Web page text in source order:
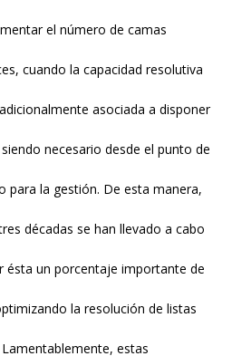
el número de camas
cuando la capacidad resolutiva
asociada a disponer
necesario desde el punto de
para la gestión. De esta manera,
décadas se han llevado a cabo
ésta un porcentaje importante de
la resolución de listas
estas